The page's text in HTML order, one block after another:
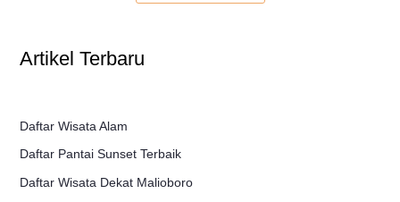
Artikel Terbaru
Daftar Wisata Alam
Daftar Pantai Sunset Terbaik
Daftar Wisata Dekat Malioboro